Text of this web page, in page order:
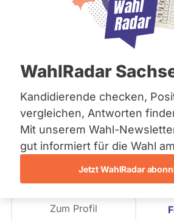
Bremen
Hamburg
Mecklenburg-Vorpommern
Nordrhein-Westfalen
Saarland
Sachsen
Sachsen-Anhalt
Sachsen-Anhalt
Schleswig-Holstein
Thüringen
Archiv
Über uns
WahlRadar
Kandidierende checken,
vergleichen, Antworten
Mit unserem Wahl-
gut informiert für die Wahl
Jetzt WahlRadar
Partei
- Alle -
156 - Görlitz
Wahlliste
- Alle -
156 - Görlitz
Florian Oest
CDU
Angetreten für: CDU
Wahlkreis: 156 -
Zum Profil